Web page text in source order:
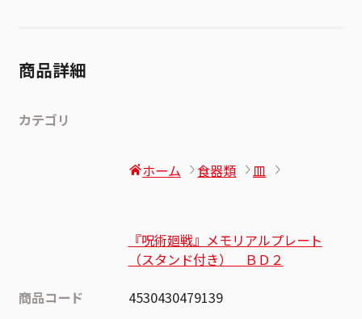
商品詳細
カテゴリ
ホーム 食器類 皿
『呪術廻戦』メモリアルプレート
（スタンド付き） ＢＤ２
商品コード
4530430479139